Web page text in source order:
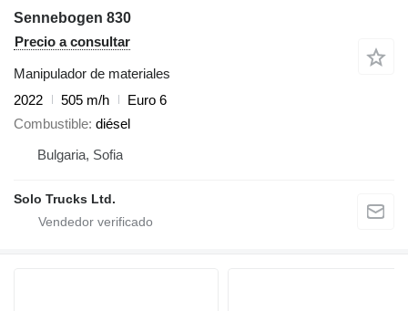
Sennebogen 830
Precio a consultar
Manipulador de materiales
2022
505 m/h
Euro 6
Combustible diésel
Bulgaria, Sofia
Solo Trucks Ltd.